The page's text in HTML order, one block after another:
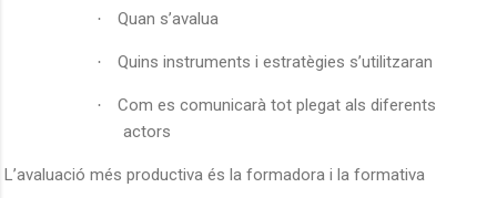
· Quan s’avalua
· Quins instruments i estratègies s’utilitzaran
·
Com es comunicarà tot plegat als diferents
actors
L’avaluació més productiva és la formadora i la formativa